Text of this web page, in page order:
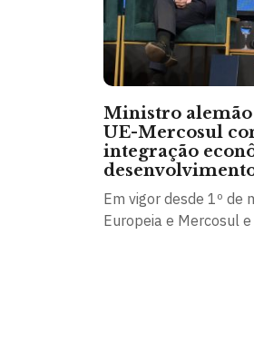
Ministro alemão
UE-Mercosul
integração
Em vigor desde 1º de
Europeia e Mercosul